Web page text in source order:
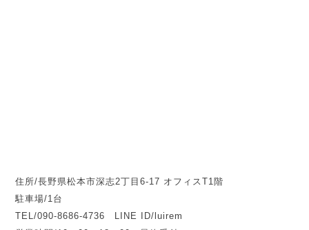
住所/長野県松本市深志2丁目6-17 オフィスT1階
駐車場/1台
TEL/090-8686-4736 LINE ID/luirem